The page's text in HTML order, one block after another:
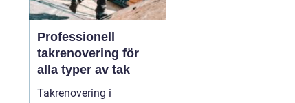
Professionell
takrenovering för
alla typer av tak
Takrenovering i